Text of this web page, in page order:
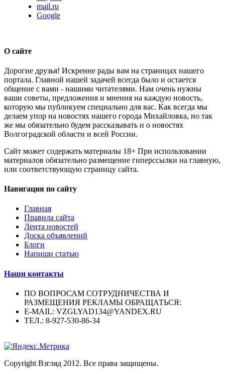
mail.ru
Google
О сайте
Дорогие друзья! Искренне рады вам на страницах нашего
портала. Главной нашей задачей всегда было и остается
общение с вами - нашими читателями. Нам очень нужны
ваши советы, предложения и мнения на каждую новость,
которую мы публикуем специально для вас. Как всегда мы
делаем упор на новостях нашего города Михайловка, но так
же мы обязательно будем рассказывать и о новостях
Волгоградской области и всей России.
Сайт может содержать материалы 18+ При использовании
материалов обязательно размещение гиперссылки на главную,
или соответствующую страницу сайта.
Навигация по сайту
Главная
Правила сайта
Лента новостей
Доска объявлений
Блоги
Напиши статью
Наши контакты
ПО ВОПРОСАМ СОТРУДНИЧЕСТВА И
РАЗМЕЩЕНИЯ РЕКЛАМЫ ОБРАЩАТЬСЯ:
E-MAIL: VZGLYAD134@YANDEX.RU
ТЕЛ.: 8-927-530-86-34
Copyright Взгляд 2012. Все права защищены.